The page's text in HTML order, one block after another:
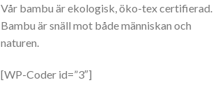
Vår bambu är ekologisk, öko-tex certifierad.
Bambu är snäll mot både människan och
naturen.
[WP-Coder id=”3″]